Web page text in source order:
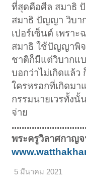
ที่สุดคือศีล สมาธิ
สมาธิ ปัญญา วิบา
เปอร์เซ็นต์ เพรา
สมาธิ ใช้ปัญญาพิ
ชาติก็มีแต่วิบากแ
บอกว่าไม่เกิดแล้ว
ใครหรอกที่เกิดมา
กรรมนายเวรทั้งนั้
จ่าย
พระครูวิลาศกาญ
5 มีนาคม 2021